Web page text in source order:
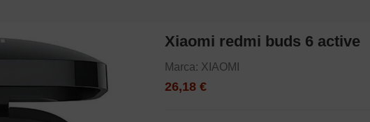
Xiaomi redmi buds 6 active
Marca: XIAOMI
26,18 €